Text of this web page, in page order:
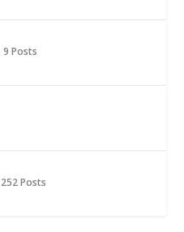
9 Posts
252 Posts